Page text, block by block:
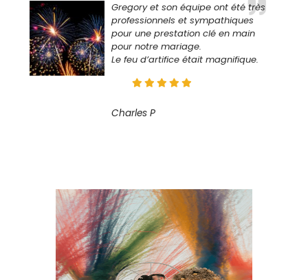
Gregory et son équipe ont été très
professionnels et sympathiques
pour une prestation clé en main
pour notre mariage.
Le feu d’artifice était magnifique.
Charles P